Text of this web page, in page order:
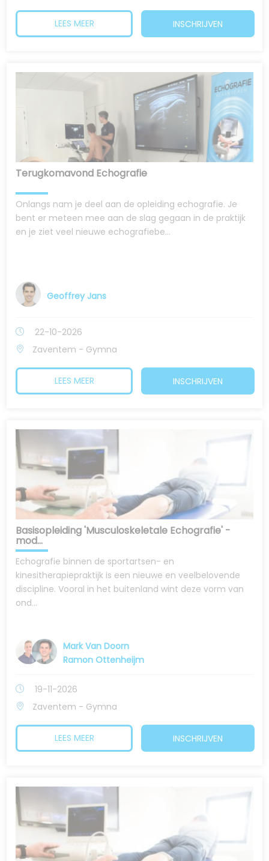
LEES MEER INSCHRIJVEN
Terugkomavond Echografie
Onlangs nam je deel aan de opleiding echografie. Je
bent er meteen mee aan de slag gegaan in de praktijk
en je ziet veel nieuwe echografiebe...
Geoffrey Jans
22-10-2026
Zaventem - Gymna
LEES MEER INSCHRIJVEN
Basisopleiding 'Musculoskeletale Echografie' -
mod...
Echografie binnen de sportartsen- en
kinesitherapiepraktijk is een nieuwe en veelbelovende
discipline. Vooral in het buitenland wint deze vorm van
ond...
Mark Van Doorn
Ramon Ottenheijm
19-11-2026
Zaventem - Gymna
LEES MEER INSCHRIJVEN